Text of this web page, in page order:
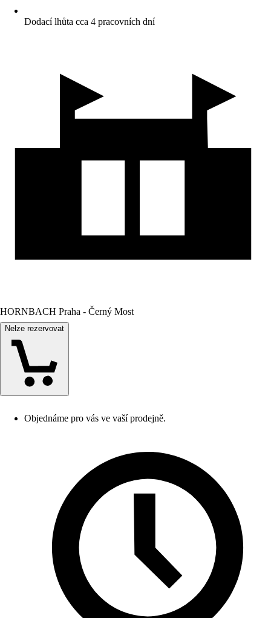
Dodací lhůta cca 4 pracovních dní
HORNBACH Praha - Černý Most
Nelze rezervovat
Objednáme pro vás ve vaší prodejně.